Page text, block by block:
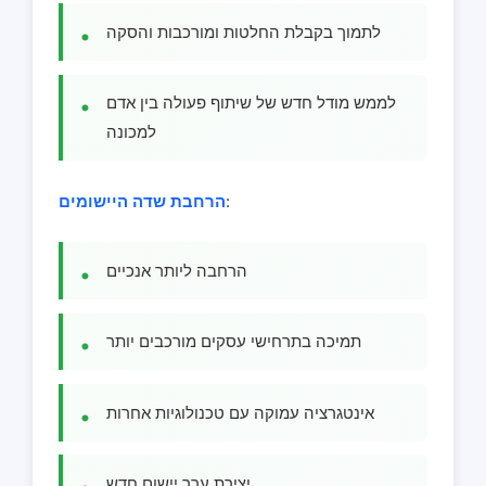
לתמוך בקבלת החלטות ומורכבות והסקה
לממש מודל חדש של שיתוף פעולה בין אדם
למכונה
הרחבת שדה היישומים:
הרחבה ליותר אנכיים
תמיכה בתרחישי עסקים מורכבים יותר
אינטגרציה עמוקה עם טכנולוגיות אחרות